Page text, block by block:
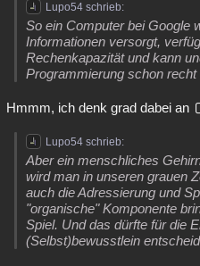
Lupo54 schrieb:
So ein Computer bei Google
Informationen versorgt,
Rechenkapazität und kann
Programmierung schon
Hmmm, ich denk grad dabei an
Lupo54 schrieb:
Aber ein menschliches
wird man in unseren grauen
auch die Adressierung und
"organische" Komponente
Spiel. Und das dürfte für die
(Selbst)bewusstlein